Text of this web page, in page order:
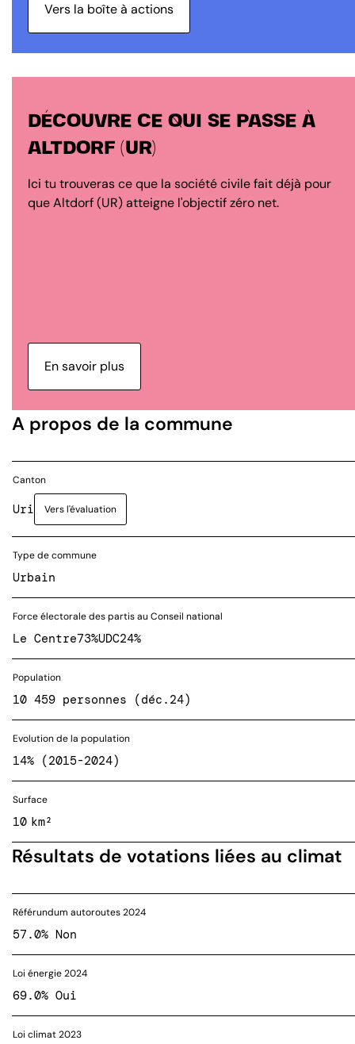
Vers la boîte à actions
DÉCOUVRE CE QUI SE PASSE À
ALTDORF (UR)
Ici tu trouveras ce que la société civile fait déjà pour
que Altdorf (UR) atteigne l'objectif zéro net.
En savoir plus
A propos de la commune
Canton
Uri Vers l'évaluation
Type de commune
Urbain
Force électorale des partis au Conseil national
Le Centre73%UDC24%
Population
10 459 personnes (déc.24)
Evolution de la population
14% (2015-2024)
Surface
10 km²
Résultats de votations liées au climat
Référundum autoroutes 2024
57.0% Non
Loi énergie 2024
69.0% Oui
Loi climat 2023